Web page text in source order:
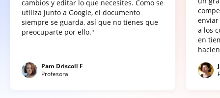
cambios y editar lo que necesites. Como se
utiliza junto a Google, el documento
siempre se guarda, así que no tienes que
preocuparte por ello."
Pam Driscoll F
Profesora
a los
en